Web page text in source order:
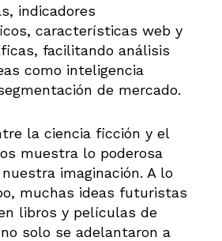
indicadores
características web y
facilitando análisis
como inteligencia
de mercado.
la ciencia ficción y el
muestra lo poderosa
imaginación. A lo
muchas ideas futuristas
libros y películas de
solo se adelantaron a